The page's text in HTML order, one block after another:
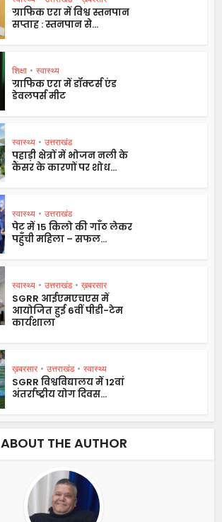
ग्राफिक एरा में विश्व स्तनपान
सप्ताह : स्तनपान से...
शिक्षा • स्वास्थ्य
ग्राफिक एरा में डॉक्टर्स एंड
डेवलपर्स मीट
स्वास्थ्य • उत्तराखंड
पहाड़ी क्षेत्रों में भोजन नली के
कैंसर के कारणों पर शोध...
स्वास्थ्य • उत्तराखंड
पेट में 15 किलो की गाँठ लेकर
पहुँची महिला – सफल...
स्वास्थ्य • उत्तराखंड • ख़बरसार
SGRR आईएमएचएस में
आयोजित हुई 6वीं पीडी-टेम
कार्यशाला
ख़बरसार • उत्तराखंड • स्वास्थ्य
SGRR विश्वविद्यालय में 12वां
अंतर्राष्ट्रीय योग दिवस...
ABOUT THE AUTHOR